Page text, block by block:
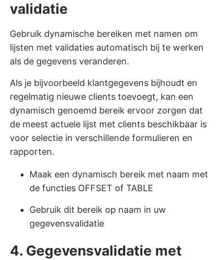
validatie
Gebruik dynamische bereiken met namen om
lijsten met validaties automatisch bij te werken
als de gegevens veranderen.
Als je bijvoorbeeld klantgegevens bijhoudt en
regelmatig nieuwe clients toevoegt, kan een
dynamisch genoemd bereik ervoor zorgen dat
de meest actuele lijst met clients beschikbaar is
voor selectie in verschillende formulieren en
rapporten.
Maak een dynamisch bereik met naam met
de functies OFFSET of TABLE
Gebruik dit bereik op naam in uw
gegevensvalidatie
4. Gegevensvalidatie met